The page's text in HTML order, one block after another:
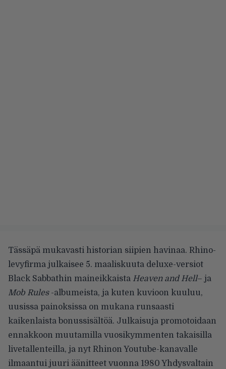
Tässäpä mukavasti historian siipien havinaa. Rhino-
levyfirma julkaisee 5. maaliskuuta deluxe-versiot
Black Sabbathin maineikkaista Heaven and Hell– ja
Mob Rules-albumeista, ja kuten kuvioon kuuluu,
uusissa painoksissa on mukana runsaasti
kaikenlaista bonussisältöä. Julkaisuja promotoidaan
ennakkoon muutamilla vuosikymmenten takaisilla
livetallenteilla, ja nyt Rhinon Youtube-kanavalle
ilmaantui juuri äänitteet vuonna 1980 Yhdysvaltain